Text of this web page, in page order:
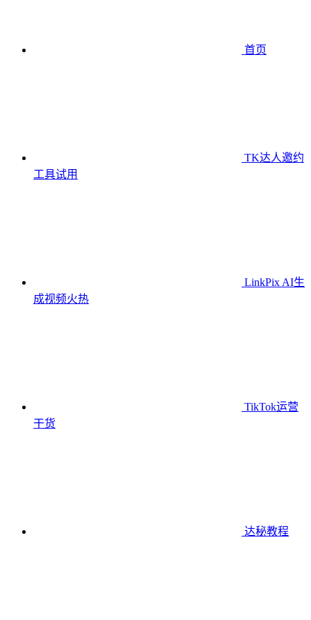
首页
TK达人邀约
工具试用
LinkPix AI生
成视频火热
TikTok运营
干货
达秘教程